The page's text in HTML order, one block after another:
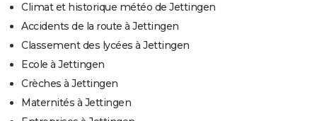
Climat et historique météo de Jettingen
Accidents de la route à Jettingen
Classement des lycées à Jettingen
Ecole à Jettingen
Crèches à Jettingen
Maternités à Jettingen